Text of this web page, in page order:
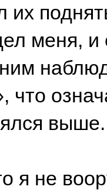
их
меня, и
что
выше.
я не